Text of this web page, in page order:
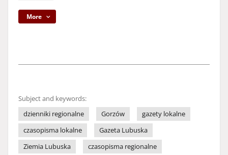
More
Subject and keywords:
dzienniki regionalne
Gorzów
gazety lokalne
czasopisma lokalne
Gazeta Lubuska
Ziemia Lubuska
czasopisma regionalne